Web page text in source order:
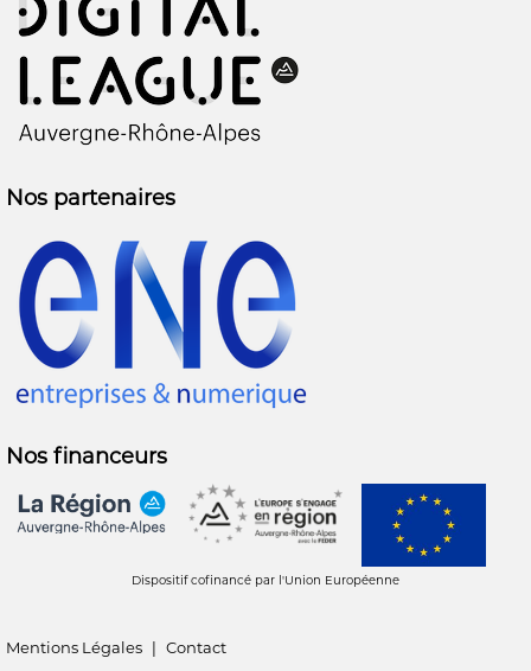
Nos partenaires
Nos financeurs
Dispositif cofinancé par l'Union Européenne
Mentions Légales | Contact